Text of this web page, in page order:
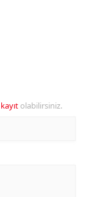
kayıt olabilirsiniz.